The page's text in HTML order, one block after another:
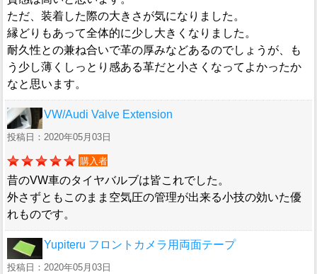
ただ、装着した際の大きさが気になりました。
縁どりもあって全体的に少し大きくなりました。
耐久性との兼ね合いで革の厚みなどあるのでしょうが、も
う少し薄くしっとり感ある革だと小さくなってよかったか
なと思います。
VW/Audi Valve Extension
投稿日：2020年05月03日
購入者
昔のVW車のタイヤバルブは皆これでした。
外さずともこのまま空気圧の管理が出来る小技の効いた優
れものです。
Yupiteru フロントカメラ用両面テープ
投稿日：2020年05月03日